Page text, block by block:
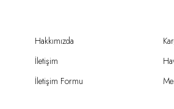
Hakkımızda
İletişim
İletişim Formu